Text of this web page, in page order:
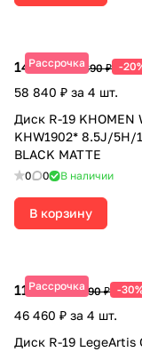
Рассрочка
14 710 ₽18 390 ₽ -
58 840 ₽ за 4 шт.
Диск R-19 KHOMEN
KHW1902* 8.5J/5H/
BLACK MATTE
0 0 В наличии
В корзину
Рассрочка
11 615 ₽16 590 ₽ -
46 460 ₽ за 4 шт.
Диск R-19 LegeArtis